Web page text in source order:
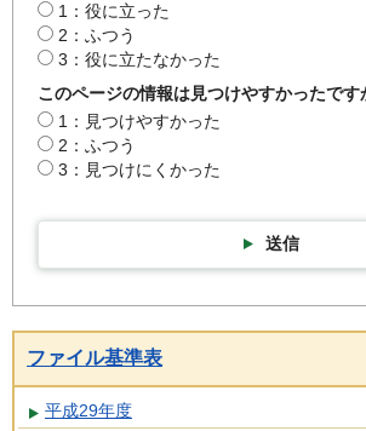
1：役に立った
2：ふつう
3：役に立たなかった
このページの情報は見つけやすかったです
1：見つけやすかった
2：ふつう
3：見つけにくかった
送信
ファイル基準表
平成29年度